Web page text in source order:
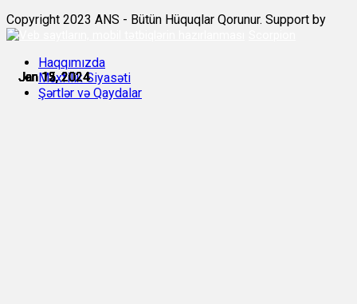
Jan 12, 2024
Jan 12, 2024
Jan 13, 2024
Jan 13, 2024
Jan 15, 2024
Jan 15, 2024
Copyright 2023 ANS - Bütün Hüquqlar Qorunur. Support by
Haqqımızda
Məxfilik Siyasəti
Şərtlər və Qaydalar